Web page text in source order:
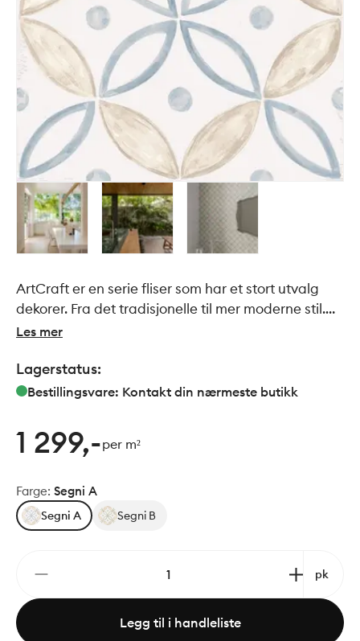
ArtCraft er en serie fliser som har et stort utvalg
dekorer. Fra det tradisjonelle til mer moderne stil.
Felles for de alle er den håndlagede stilen. Passer
Les mer
Lagerstatus:
Bestillingsvare: Kontakt din nærmeste butikk
1 299,-per m²
Farge: Segni A
Segni A Segni B
pk
Legg til i handleliste